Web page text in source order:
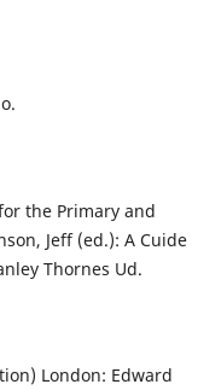
the Primary and
Jeff (ed.): A Cuide
Thornes Ud.
London: Edward